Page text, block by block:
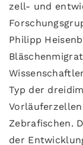
zell- und
Philipp
Typ der
Zebrafischen.
der